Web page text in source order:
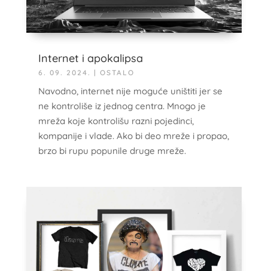
Internet i apokalipsa
6. 09. 2024. | OSTALO
Navodno, internet nije moguće uništiti jer se
ne kontroliše iz jednog centra. Mnogo je
mreža koje kontrolišu razni pojedinci,
kompanije i vlade. Ako bi deo mreže i propao,
brzo bi rupu popunile druge mreže.